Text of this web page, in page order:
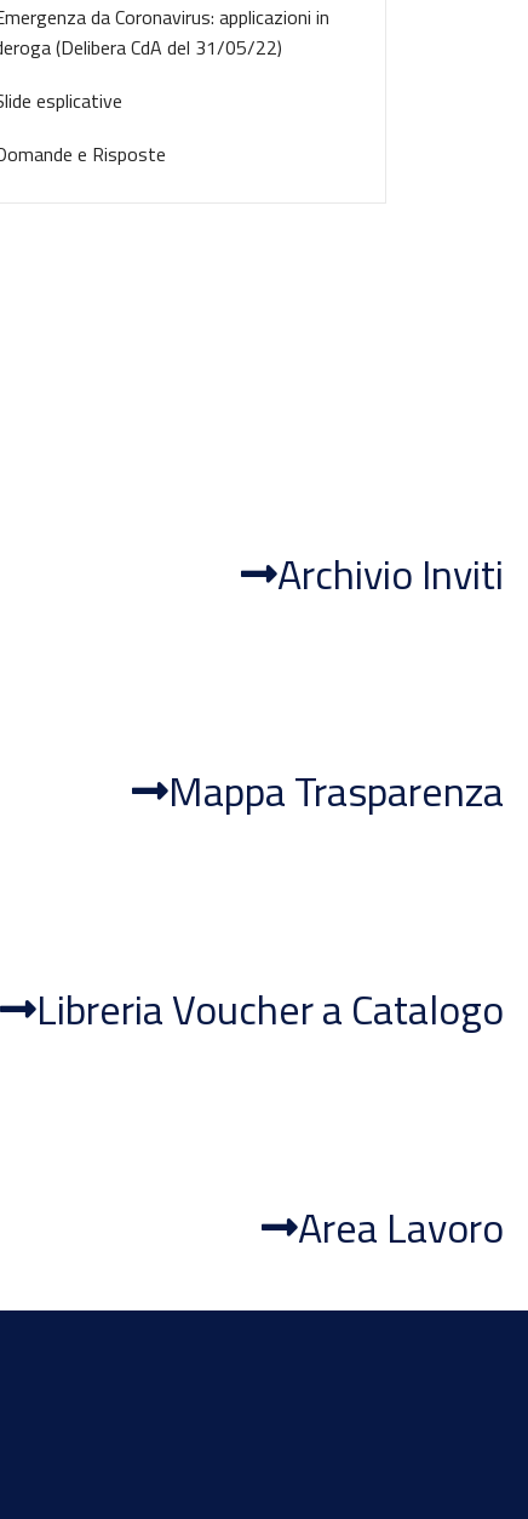
da Coronavirus: applicazioni in
(Delibera CdA del 31/05/22)
esplicative
e Risposte
Archivio Inviti
Mappa Trasparenza
Libreria Voucher a Catalogo
Area Lavoro